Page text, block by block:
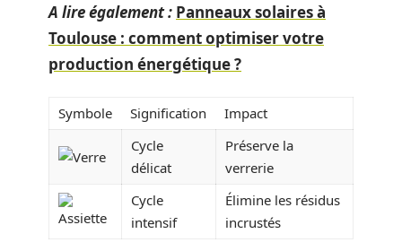
A lire également : Panneaux solaires à
Toulouse : comment optimiser votre
production énergétique ?
Symbole Signification
Impact
Cycle
délicat
Préserve la
verrerie
Cycle
intensif
Élimine les résidus
incrustés